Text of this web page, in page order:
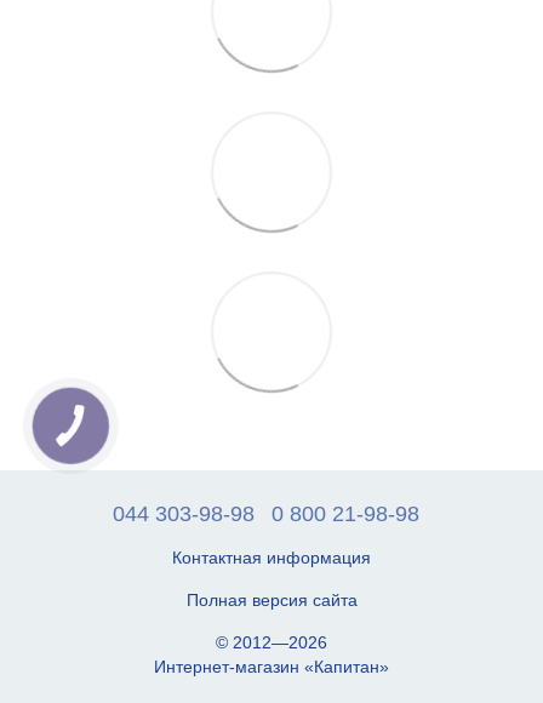
044 303-98-98 0 800 21-98-98
Контактная информация
Полная версия сайта
© 2012—2026
Интернет-магазин «Капитан»